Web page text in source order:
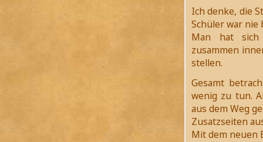
Ich denke, die
Schüler war nie
Man hat sich
zusammen
stellen.
Gesamt
wenig zu tun.
aus dem Weg
Zusatzseiten
Mit dem neuen